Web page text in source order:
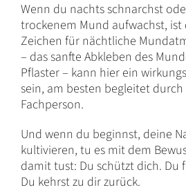
Wenn du nachts schnarchst
trockenem Mund aufwachst, ist
Zeichen für nächtliche
– das sanfte Abkleben des
Pflaster – kann hier ein
sein, am besten begleitet
Fachperson.
Und wenn du beginnst, deine
kultivieren, tu es mit dem
damit tust: Du schützt dich. Du
Du kehrst zu dir zurück.